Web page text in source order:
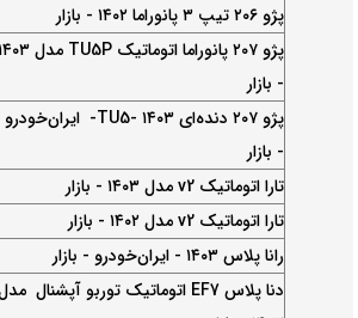
پژو ۲۰۶ تیپ ۳ پانوراما ۱۴۰۲ - بازار
پژو ۲۰۷ پانوراما اتوماتیک TU5P مدل ۱۴۰۳
- بازار
پژو ۲۰۷ دنده‌ای TU5- ۱۴۰۳- ایران‌خودرو
- بازار
تارا اتوماتیک v2 مدل ۱۴۰۳ - بازار
تارا اتوماتیک v2 مدل ۱۴۰۲ - بازار
رانا پلاس ۱۴۰۳ - ایران‌خودرو - بازار
دنا پلاس EF7 اتوماتیک توربو آپشنال مدل